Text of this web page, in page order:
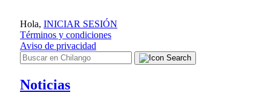
Hola, INICIAR SESIÓN
Términos y condiciones
Aviso de privacidad
Noticias